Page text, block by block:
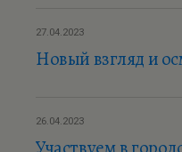
27.04.2023
Новый взгляд и
26.04.2023